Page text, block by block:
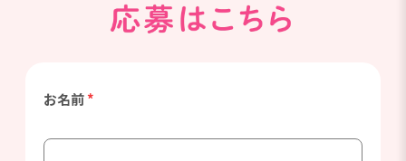
お名前*